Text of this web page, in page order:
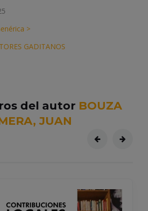
>
GADITANOS
del autor BOUZA
JUAN